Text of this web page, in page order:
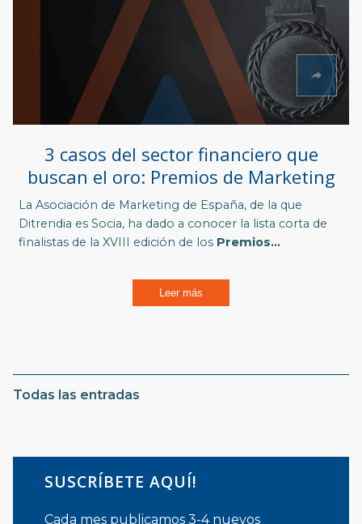
3 casos del sector financiero que
buscan el oro: Premios de Marketing
La Asociación de Marketing de España, de la que
Ditrendia es Socia, ha dado a conocer la lista corta de
finalistas de la XVIII edición de los Premios...
Leer más
Todas las entradas
SUSCRÍBETE AQUÍ!
Cada mes publicamos 3-4 nuevos